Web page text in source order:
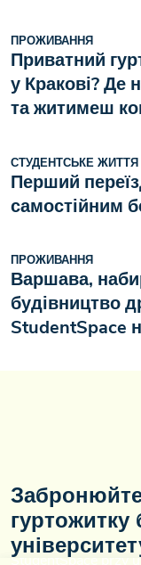
ПРОЖИВАННЯ
Приватний
у Кракові? Де
та житимеш
СТУДЕНТСЬКЕ ЖИТТЯ
Перший
самостійним
ПРОЖИВАННЯ
Варшава,
будівництво
StudentSpace
гуртожитку